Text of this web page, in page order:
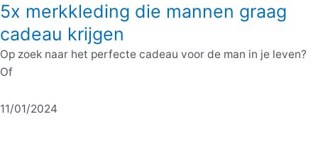
5x merkkleding die mannen graag
cadeau krijgen
Op zoek naar het perfecte cadeau voor de man in je leven?
Of
11/01/2024